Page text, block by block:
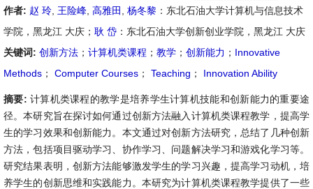
作者: 赵 玲 王险峰 高雅田 杨冬黎 ：东北石油大学计算机与信息技术
学院，黑龙江 大庆； 耿 岱 ：东北石油大学创新创业学院，黑龙江 大庆
关键词: 创新方法 ； 计算机类课程 ； 教学 ； 创新能力 ； Innovative
Methods ； Computer Courses ； Teaching ； Innovation Ability
摘要: 计算机类课程的教学是培养学生计算机技能和创新能力的重要途
径。本研究旨在探讨如何通过创新方法融入计算机类课程教学，提高学
生的学习效果和创新能力。本文通过对创新方法研究，总结了几种创新
方法，包括项目驱动学习、协作学习、问题解决学习和游戏化学习等。
研究结果表明，创新方法能够激发学生的学习兴趣，提高学习动机，培
养学生的创新思维和实践能力。本研究为计算机类课程教学提供了一些